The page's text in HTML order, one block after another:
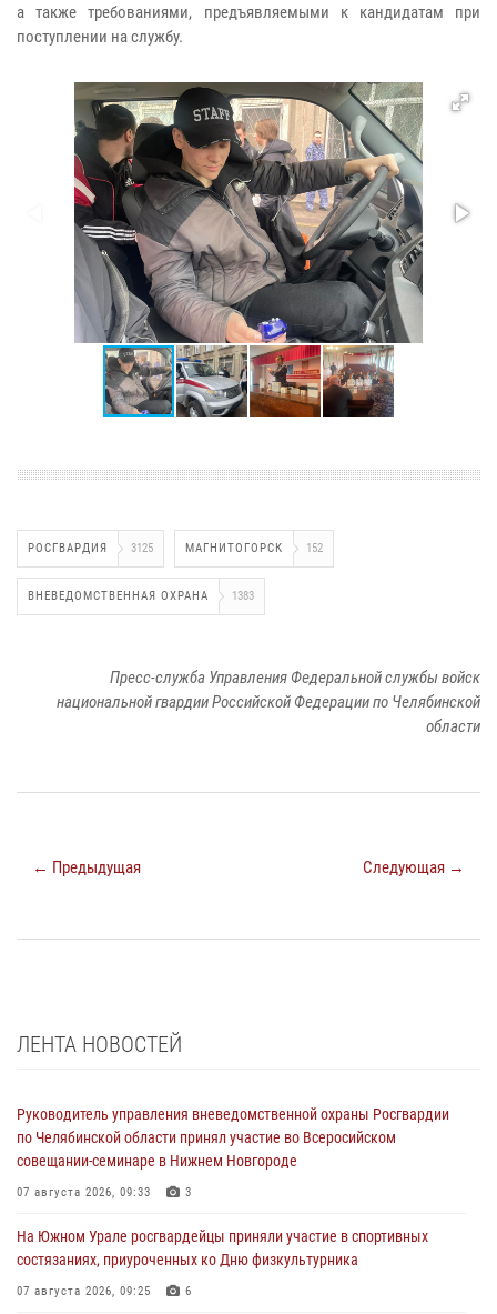
а также требованиями, предъявляемыми к кандидатам при
поступлении на службу.
РОСГВАРДИЯ 3125 МАГНИТОГОРСК 152
ВНЕВЕДОМСТВЕННАЯ ОХРАНА 1383
Пресс-служба Управления Федеральной службы войск
национальной гвардии Российской Федерации по Челябинской
области
← Предыдущая Следующая →
ЛЕНТА НОВОСТЕЙ
Руководитель управления вневедомственной охраны Росгвардии
по Челябинской области принял участие во Всеросийском
совещании-семинаре в Нижнем Новгороде
07 августа 2026, 09:33 3
На Южном Урале росгвардейцы приняли участие в спортивных
состязаниях, приуроченных ко Дню физкультурника
07 августа 2026, 09:25 6